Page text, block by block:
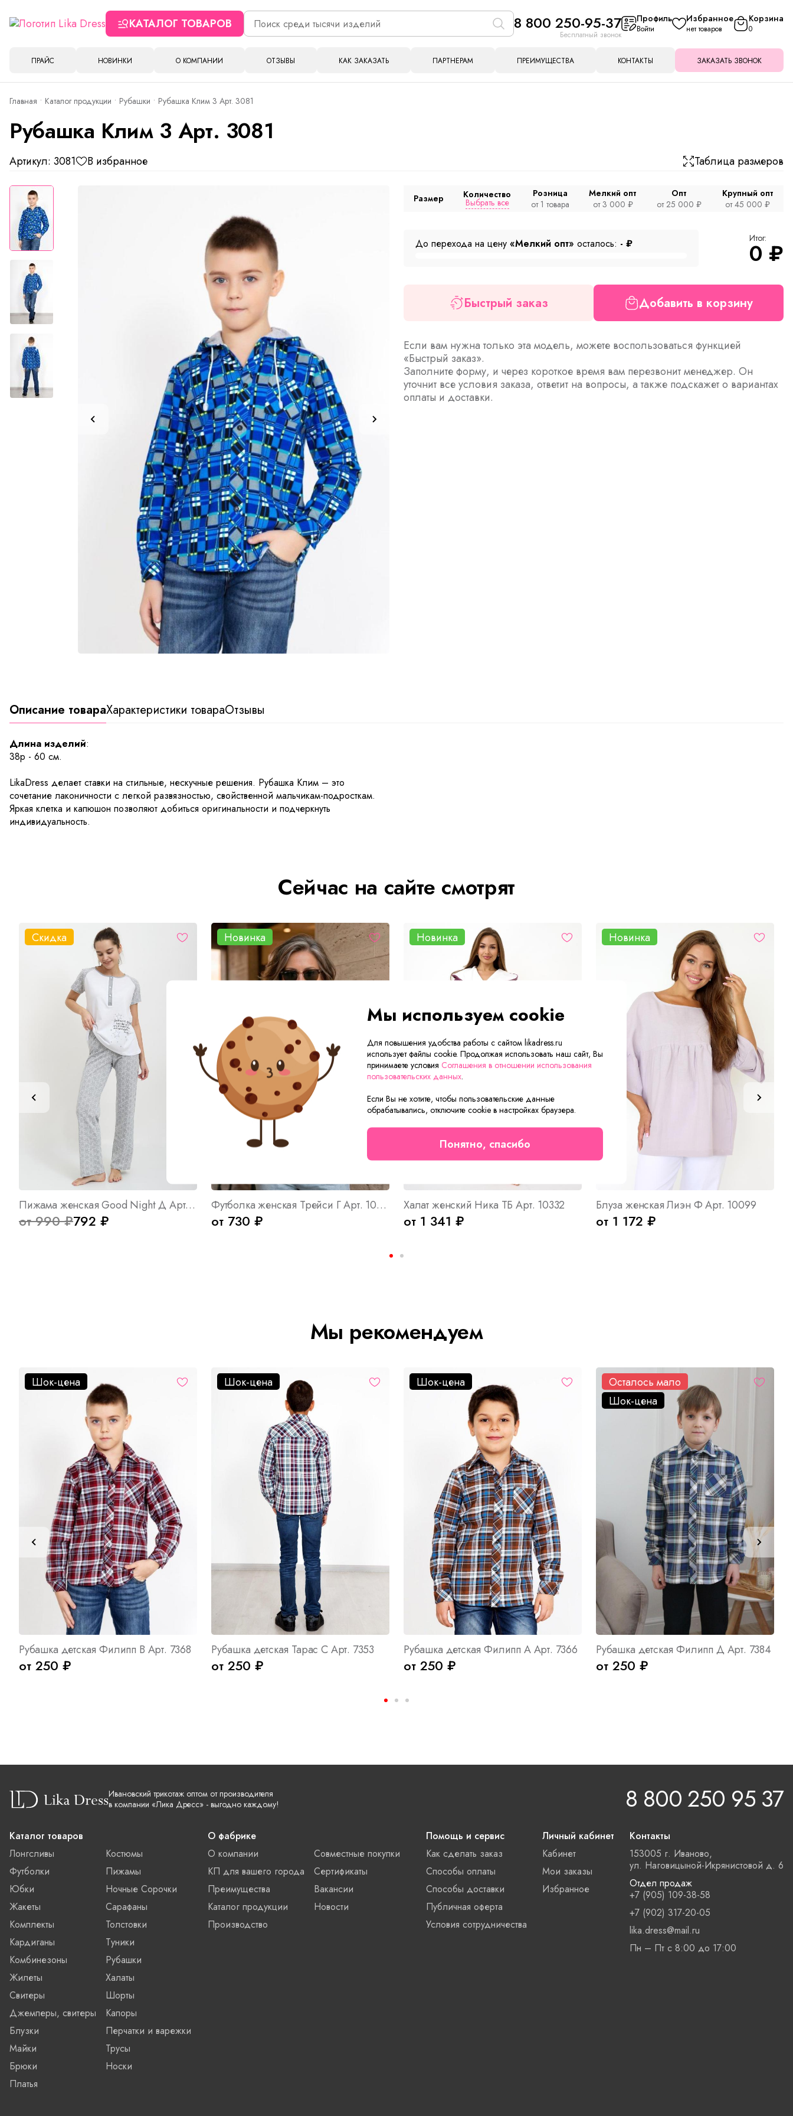
КАТАЛОГ ТОВАРОВ 8 800 250-95-37
Бесплатный звонок
Профиль
Войти
Избранное
нет товаров
Корзина
0
ПРАЙС НОВИНКИ О КОМПАНИИ ОТЗЫВЫ КАК ЗАКАЗАТЬ ПАРТНЕРАМ ПРЕИМУЩЕСТВА КОНТАКТЫ ЗАКАЗАТЬ ЗВОНОК
Главная Каталог продукции Рубашки Рубашка Клим 3 Арт. 3081
Рубашка Клим 3 Арт. 3081
Артикул: 3081 В избранное Таблица размеров
Размер Количество
Выбрать все
Розница
от 1 товара
Мелкий опт
от 3 000 ₽
Опт
от 25 000 ₽
Крупный опт
от 45 000 ₽
До перехода на цену «Мелкий опт» осталось: - ₽ Итог:
0 ₽
Быстрый заказ Добавить в корзину
Если вам нужна только эта модель, можете воспользоваться функцией
«Быстрый заказ».
Заполните форму, и через короткое время вам перезвонит менеджер. Он
уточнит все условия заказа, ответит на вопросы, а также подскажет о вариантах
оплаты и доставки.
Описание товараХарактеристики товараОтзывы
Длина изделий:
38р - 60 см.
LikaDress делает ставки на стильные, нескучные решения. Рубашка Клим – это
сочетание лаконичности с легкой развязностью, свойственной мальчикам-подросткам.
Яркая клетка и капюшон позволяют добиться оригинальности и подчеркнуть
индивидуальность.
Сейчас на сайте смотрят
Скидка
Пижама женская Good Night Д Арт. 5656
от 990 ₽792 ₽
Новинка
Футболка женская Трейси Г Арт. 10687
от 730 ₽
Новинка
Халат женский Ника ТБ Арт. 10332
от 1 341 ₽
Новинка
Блуза женская Лиэн Ф Арт. 10099
от 1 172 ₽
Мы рекомендуем
Шок-цена
Рубашка детская Филипп В Арт. 7368
от 250 ₽
Шок-цена
Рубашка детская Тарас С Арт. 7353
от 250 ₽
Шок-цена
Рубашка детская Филипп А Арт. 7366
от 250 ₽
Осталось мало
Шок-цена
Рубашка детская Филипп Д Арт. 7384
от 250 ₽
Ивановский трикотаж оптом от производителя
в компании «Лика Дресс» - выгодно каждому!
8 800 250 95 37
Каталог товаров
Лонгсливы
Футболки
Юбки
Жакеты
Комплекты
Кардиганы
Комбинезоны
Жилеты
Свитеры
Джемперы, свитеры
Блузки
Майки
Брюки
Платья
Костюмы
Пижамы
Ночные Сорочки
Сарафаны
Толстовки
Туники
Рубашки
Халаты
Шорты
Капоры
Перчатки и варежки
Трусы
Носки
О фабрике
О компании
КП для вашего города
Преимущества
Каталог продукции
Производство
Совместные покупки
Сертификаты
Вакансии
Новости
Помощь и сервис
Как сделать заказ
Способы оплаты
Способы доставки
Публичная оферта
Условия сотрудничества
Личный кабинет
Кабинет
Мои заказы
Избранное
Контакты
153005 г. Иваново,
ул. Наговицыной-Икрянистовой д. 6
Отдел продаж
+7 (905) 109-38-58
+7 (902) 317-20-05
lika.dress@mail.ru
Пн – Пт с 8:00 до 17:00
Мы используем cookie
Для повышения удобства работы с сайтом likadress.ru
использует файлы cookie. Продолжая использовать наш сайт, Вы
принимаете условия Соглашения в отношении использования
пользовательских данных.
Если Вы не хотите, чтобы пользовательские данные
обрабатывались, отключите cookie в настройках браузера.
Понятно, спасибо